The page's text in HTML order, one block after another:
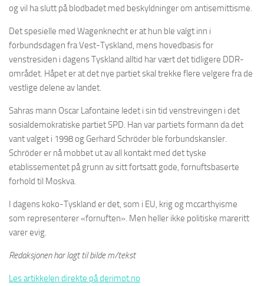
og vil ha slutt på blodbadet med beskyldninger om antisemittisme.
Det spesielle med Wagenknecht er at hun ble valgt inn i
forbundsdagen fra Vest-Tyskland, mens hovedbasis for
venstresiden i dagens Tyskland alltid har vært det tidligere DDR-
området. Håpet er at det nye partiet skal trekke flere velgere fra de
vestlige delene av landet.
Sahras mann Oscar Lafontaine ledet i sin tid venstrevingen i det
sosialdemokratiske partiet SPD. Han var partiets formann da det
vant valget i 1998 og Gerhard Schröder ble forbundskansler.
Schröder er nå mobbet ut av all kontakt med det tyske
etablissementet på grunn av sitt fortsatt gode, fornuftsbaserte
forhold til Moskva.
I dagens koko-Tyskland er det, som i EU, krig og mccarthyisme
som representerer «fornuften». Men heller ikke politiske mareritt
varer evig.
Redaksjonen har lagt til bilde m/tekst
Les artikkelen direkte på derimot.no